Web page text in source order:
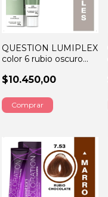
QUESTION LUMIPLEX
color 6 rubio oscuro
$10.450,00